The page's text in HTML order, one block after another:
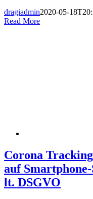
dragiadmin2020-05-
Read More
Corona
auf
lt. DSGVO